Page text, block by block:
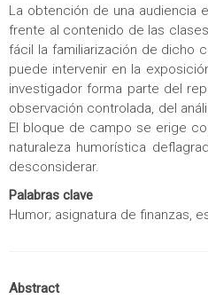
La obtención de una audiencia
frente al contenido de las
fácil la familiarización de dicho
puede intervenir en la
investigador forma parte del
observación controlada, del
El bloque de campo se erige
naturaleza humorística
desconsiderar.
Palabras clave
Humor; asignatura de finanzas,
Abstract